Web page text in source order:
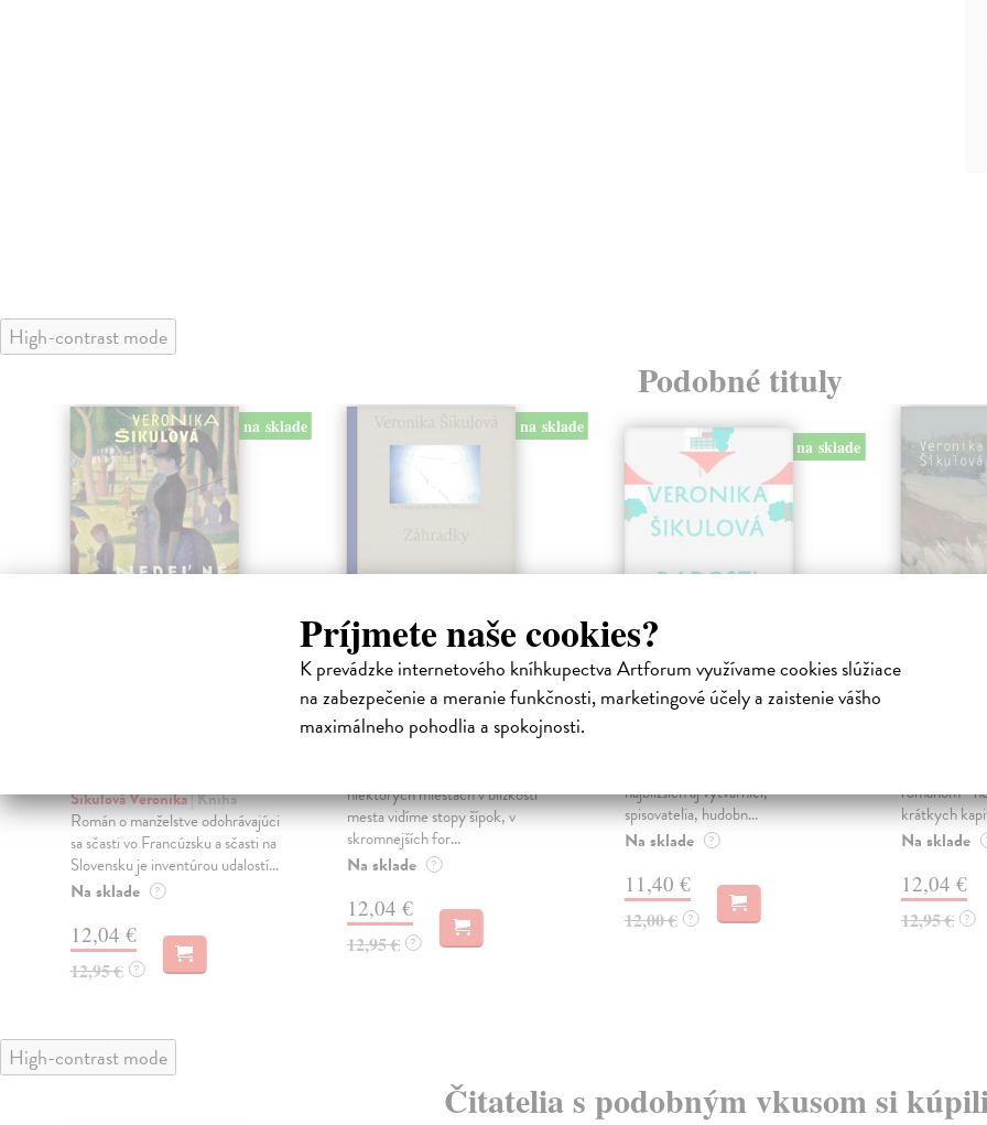
Príjmete naše cookies?
K prevádzke internetového kníhkupectva Artforum využívame cookies slúžiace
na zabezpečenie a meranie funkčnosti, marketingové účely a zaistenie vášho
maximálneho pohodlia a spokojnosti.
High-contrast mode
Podobné tituly
na sklade
Šikulová Veronika| Kniha
Román o manželstve odohrávajúci
sa sčasti vo Francúzsku a sčasti na
Slovensku je inventúrou udalostí...
Na sklade ?
12,04 €
12,95 € ?
na sklade
Záhradky
(Vyvolávanie)
niektorých miestach v blízkosti
mesta vidíme stopy šípok, v
skromnejších for...
Na sklade ?
12,04 €
12,95 € ?
na sklade
Radosti a dni
najbližších aj výtvarníci,
spisovatelia, hudobn...
Na sklade ?
11,40 €
12,00 € ?
Kniha s
románom -
krátkych
Na sklade
12,04 €
12,95 € ?
High-contrast mode
Čitatelia s podobným vkusom si